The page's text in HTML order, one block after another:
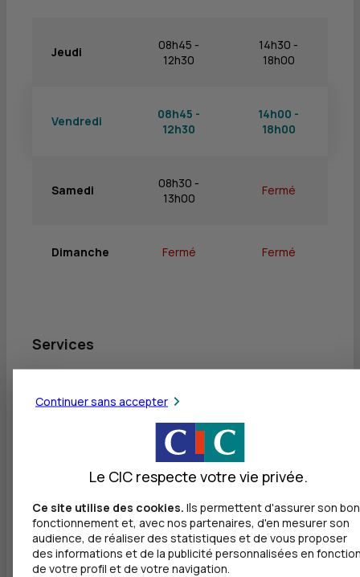
Jeudi
08h45 -
12h30
14h30 -
18h00
Vendredi
08h45 -
12h30
14h00 -
18h00
Samedi
08h30 -
13h00
Fermé
Dimanche Fermé Fermé
Services
Dépôt valorisé de billets EUR
Retrait de rouleaux de monnaie EUR
Dépôt de monnaie EUR
Dépôt de chèques EUR
Equipement pour déficients visuels
Continuer sans accepter
Le CIC respecte votre vie privée.
Ce site utilise des cookies. Ils permettent d'assurer son bon
fonctionnement et, avec nos partenaires, d'en mesurer son
audience, de réaliser des statistiques et de vous proposer
des informations et de la publicité personnalisées en
de votre profil et de votre navigation.